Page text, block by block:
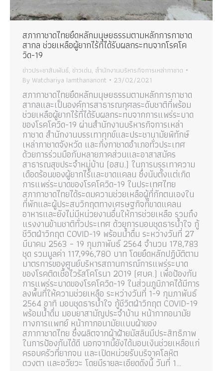
สภากาชาดไทยยึดหลักมนุษยธรรมตามหลักการกาชาด
สากล ช่วยเหลือผู้ยากไร้ที่ได้รับผลกระทบจากโรคโค
วิด-19
ข่าวประชาสัมพันธ์, ข่าวเด่น, สำนักงานบริหารกิจการเหล่ากาชาด
By Watchariya Iamthananont 23/02/2021
สภากาชาดไทยยึดหลักมนุษยธรรมตามหลักการกาชาด
สากลและเป็นองค์การสาธารณกุศลระดับชาติที่พร้อม
ช่วยเหลือผู้ยากไร้ที่ได้รับผลกระทบจากการแพร่ระบาด
ของโรคโควิด-19 ผ่านสำนักงานบริหารกิจการเหล่า
กาชาด สำนักงานบรรเทาทุกข์และประชานามัยพิทักษ์
เหล่ากาชาดจังหวัด และกิ่งกาชาดอำเภอทั่วประเทศ
ด้วยการร่วมมือกับหลายภาคส่วนและอาสาสมัคร
สาธารณสุขประจำหมู่บ้าน (อสม.) ในการบรรเทาความ
เดือดร้อนของผู้ยากไร้และขาดแคลน ซึ่งนับตั้งแต่เกิด
การแพร่ระบาดของโรคโควิด-19 ในประเทศไทย
สภากาชาดไทยได้ระดมความช่วยเหลือผู้ที่กักตนเองใน
ที่พักและผู้ประสบวิกฤตทางเศรษฐกิจที่ขาดแคลน
อาหารและยังไม่มีหน่วยงานอื่นให้การช่วยเหลือ รวมถึง
แรงงานข้ามชาติทั่วประเทศ ด้วยการมอบชุดธารน้ำใจ กู้
ชีวิตฝ่าวิกฤต COVID-19 พร้อมน้ำดื่ม ระหว่างวันที่ 27
มีนาคม 2563 – 19 กุมภาพันธ์ 2564 จำนวน 178,783
ชุด รวมมูลค่า 117,996,780 บาท โดยยึดหลักปฏิบัติตาม
มาตรการของศูนย์บริหารสถานการณ์การแพร่ระบาด
ของโรคติดเชื้อไวรัสโคโรนา 2019 (ศบค.) เพื่อป้องกัน
การแพร่ระบาดของโรคโควิด-19 ในส่วนภูมิภาคได้มีการ
ลงพื้นที่ให้ความช่วยเหลือ ระหว่างวันที่ 1-9 กุมภาพันธ์
2564 อาทิ มอบชุดธารน้ำใจ กู้ชีวิตฝ่าวิกฤต COVID-19
พร้อมน้ำดื่ม มอบยาสามัญประจำบ้าน หน้ากากอนามัย
ทางการแพทย์ หน้ากากอนามัยแบบผ้าของ
สภากาชาดไทย ซึ่งผลิตจากผ้าฝ้ายมัสลินมีประสิทธิภาพ
ในการป้องกันได้ดี นอกจากนี้ยังได้มอบเงินช่วยเหลือแก่
ครอบครัวที่ยากจน และเปิดหน่วยรับบริจาคโลหิต
ดวงตา และอวัยวะ โดยมีรายละเอียดดังนี้ วันที่ 1…